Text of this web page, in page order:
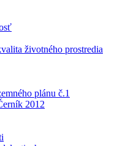
životného prostredia
plánu č.1
2012